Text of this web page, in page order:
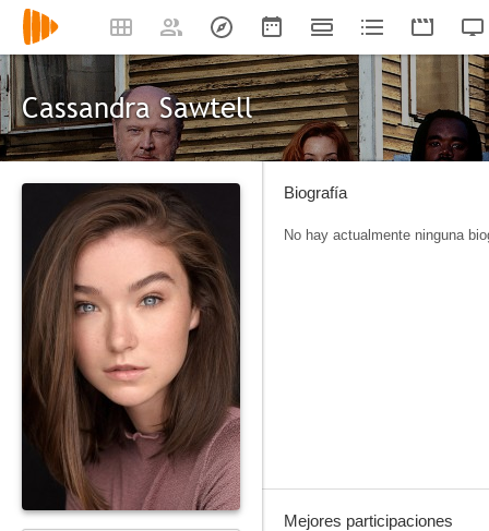
Cassandra Sawtell
Biografía
No hay actualmente ninguna
Mejores participaciones